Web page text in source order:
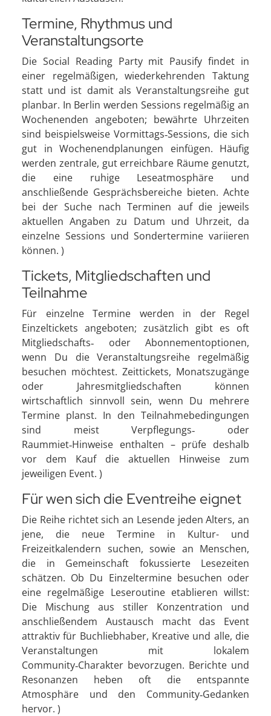
Termine, Rhythmus und
Veranstaltungsorte
Die Social Reading Party mit Pausify findet in
einer regelmäßigen, wiederkehrenden Taktung
statt und ist damit als Veranstaltungsreihe gut
planbar. In Berlin werden Sessions regelmäßig an
Wochenenden angeboten; bewährte Uhrzeiten
sind beispielsweise Vormittags‑Sessions, die sich
gut in Wochenendplanungen einfügen. Häufig
werden zentrale, gut erreichbare Räume genutzt,
die eine ruhige Leseatmosphäre und
anschließende Gesprächsbereiche bieten. Achte
bei der Suche nach Terminen auf die jeweils
aktuellen Angaben zu Datum und Uhrzeit, da
einzelne Sessions und Sondertermine variieren
können. )
Tickets, Mitgliedschaften und
Teilnahme
Für einzelne Termine werden in der Regel
Einzeltickets angeboten; zusätzlich gibt es oft
Mitgliedschafts‑ oder Abonnementoptionen,
wenn Du die Veranstaltungsreihe regelmäßig
besuchen möchtest. Zeittickets, Monatszugänge
oder Jahresmitgliedschaften können
wirtschaftlich sinnvoll sein, wenn Du mehrere
Termine planst. In den Teilnahmebedingungen
sind meist Verpflegungs‑ oder
Raummiet‑Hinweise enthalten – prüfe deshalb
vor dem Kauf die aktuellen Hinweise zum
jeweiligen Event. )
Für wen sich die Eventreihe eignet
Die Reihe richtet sich an Lesende jeden Alters, an
jene, die neue Termine in Kultur- und
Freizeitkalendern suchen, sowie an Menschen,
die in Gemeinschaft fokussierte Lesezeiten
schätzen. Ob Du Einzeltermine besuchen oder
eine regelmäßige Leseroutine etablieren willst:
Die Mischung aus stiller Konzentration und
anschließendem Austausch macht das Event
attraktiv für Buchliebhaber, Kreative und alle, die
Veranstaltungen mit lokalem
Community‑Charakter bevorzugen. Berichte und
Resonanzen heben oft die entspannte
Atmosphäre und den Community‑Gedanken
hervor. )